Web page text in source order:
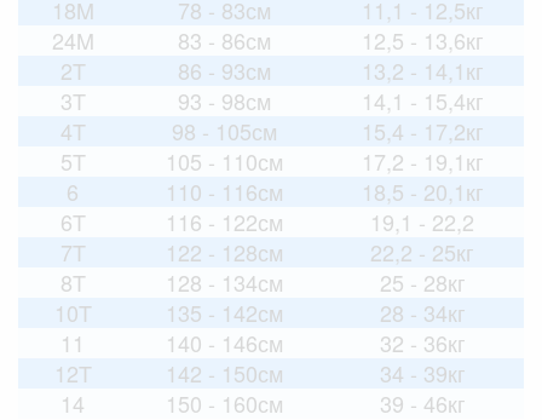
18M
78 - 83см
11,1 - 12,5кг
24M
83 - 86см
12,5 - 13,6кг
2T
86 - 93см
13,2 - 14,1кг
3T
93 - 98см
14,1 - 15,4кг
4T
98 - 105см
15,4 - 17,2кг
5T
105 - 110см
17,2 - 19,1кг
6
110 - 116см
18,5 - 20,1кг
6T
116 - 122см
19,1 - 22,2
7T
122 - 128см
22,2 - 25кг
8T
128 - 134см
25 - 28кг
10T
135 - 142см
28 - 34кг
11
140 - 146см
32 - 36кг
12T
142 - 150см
34 - 39кг
14
150 - 160см 39 - 46кг